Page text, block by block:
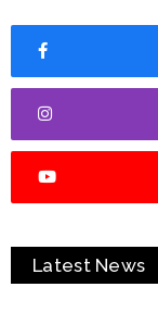
Latest News